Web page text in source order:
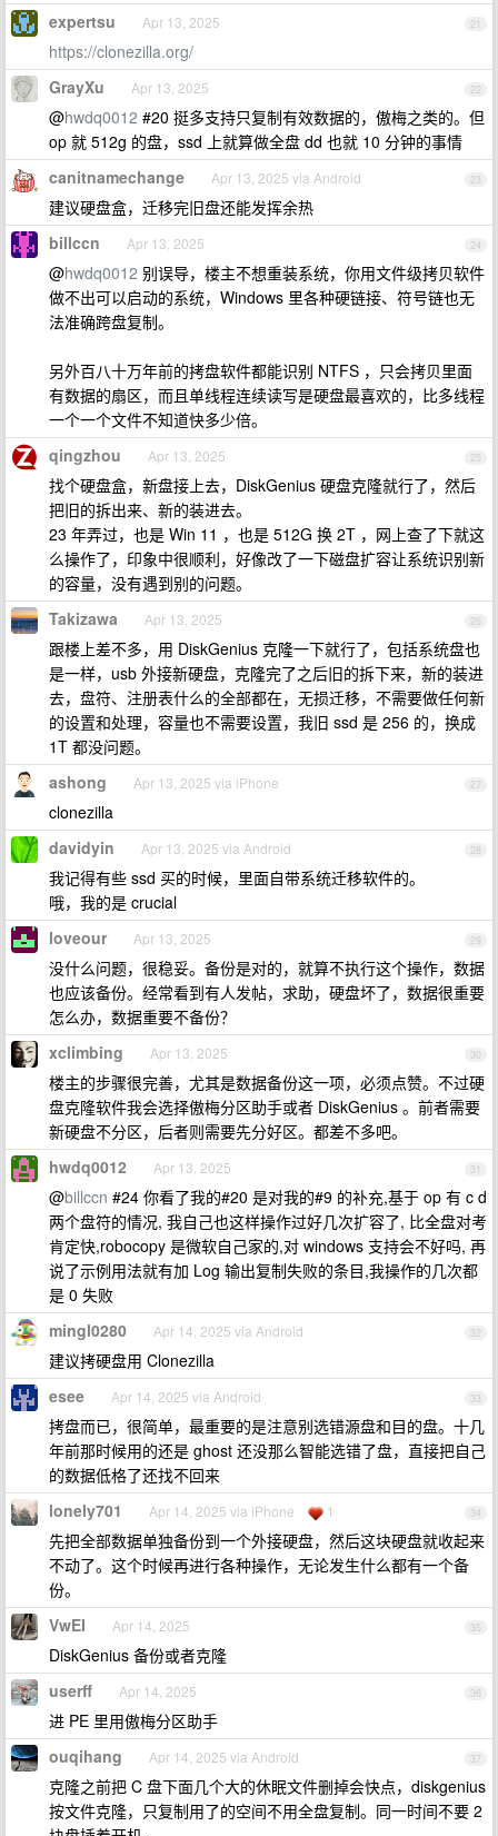
21
expertsu Apr 13, 2025
https://clonezilla.org/
22
GrayXu Apr 13, 2025
@hwdq0012 #20 挺多支持只复制有效数据的，傲梅之类的。但
op 就 512g 的盘，ssd 上就算做全盘 dd 也就 10 分钟的事情
23
canitnamechange Apr 13, 2025 via Android
建议硬盘盒，迁移完旧盘还能发挥余热
24
billccn Apr 13, 2025
@hwdq0012 别误导，楼主不想重装系统，你用文件级拷贝软件
做不出可以启动的系统，Windows 里各种硬链接、符号链也无
法准确跨盘复制。
另外百八十万年前的拷盘软件都能识别 NTFS ，只会拷贝里面
有数据的扇区，而且单线程连续读写是硬盘最喜欢的，比多线程
一个一个文件不知道快多少倍。
25
qingzhou Apr 13, 2025
找个硬盘盒，新盘接上去，DiskGenius 硬盘克隆就行了，然后
把旧的拆出来、新的装进去。
23 年弄过，也是 Win 11 ，也是 512G 换 2T ，网上查了下就这
么操作了，印象中很顺利，好像改了一下磁盘扩容让系统识别新
的容量，没有遇到别的问题。
26
Takizawa Apr 13, 2025
跟楼上差不多，用 DiskGenius 克隆一下就行了，包括系统盘也
是一样，usb 外接新硬盘，克隆完了之后旧的拆下来，新的装进
去，盘符、注册表什么的全部都在，无损迁移，不需要做任何新
的设置和处理，容量也不需要设置，我旧 ssd 是 256 的，换成
1T 都没问题。
27
ashong Apr 13, 2025 via iPhone
clonezilla
28
davidyin Apr 13, 2025 via Android
我记得有些 ssd 买的时候，里面自带系统迁移软件的。
哦，我的是 crucial
29
loveour Apr 13, 2025
没什么问题，很稳妥。备份是对的，就算不执行这个操作，数据
也应该备份。经常看到有人发帖，求助，硬盘坏了，数据很重要
怎么办，数据重要不备份？
30
xclimbing Apr 13, 2025
楼主的步骤很完善，尤其是数据备份这一项，必须点赞。不过硬
盘克隆软件我会选择傲梅分区助手或者 DiskGenius 。前者需要
新硬盘不分区，后者则需要先分好区。都差不多吧。
31
hwdq0012 Apr 13, 2025
@billccn #24 你看了我的#20 是对我的#9 的补充,基于 op 有 c d
两个盘符的情况, 我自己也这样操作过好几次扩容了, 比全盘对考
肯定快,robocopy 是微软自己家的,对 windows 支持会不好吗, 再
说了示例用法就有加 Log 输出复制失败的条目,我操作的几次都
是 0 失败
32
mingl0280 Apr 14, 2025 via Android
建议拷硬盘用 Clonezilla
33
esee Apr 14, 2025 via Android
拷盘而已，很简单，最重要的是注意别选错源盘和目的盘。十几
年前那时候用的还是 ghost 还没那么智能选错了盘，直接把自己
的数据低格了还找不回来
34
lonely701 Apr 14, 2025 via iPhone 1
先把全部数据单独备份到一个外接硬盘，然后这块硬盘就收起来
不动了。这个时候再进行各种操作，无论发生什么都有一个备
份。
35
VwEI Apr 14, 2025
DiskGenius 备份或者克隆
36
userff Apr 14, 2025
进 PE 里用傲梅分区助手
37
ouqihang Apr 14, 2025 via Android
克隆之前把 C 盘下面几个大的休眠文件删掉会快点，diskgenius
按文件克隆，只复制用了的空间不用全盘复制。同一时间不要 2